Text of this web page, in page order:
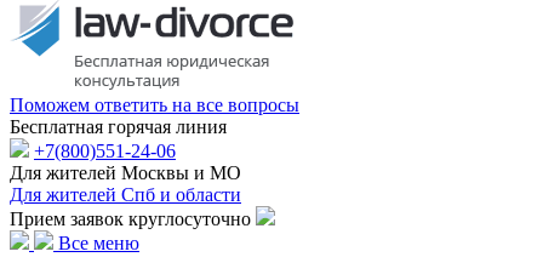
Поможем ответить на все вопросы
Бесплатная горячая линия
+7(800)551-24-06
Для жителей Москвы и МО
Для жителей Спб и области
Прием заявок круглосуточно
Все меню